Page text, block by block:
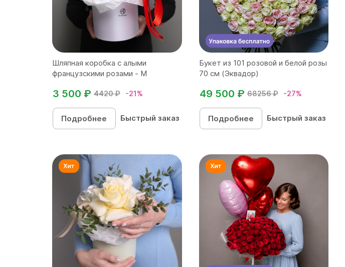
Шляпная коробка с алыми
французскими розами - M
4420 ₽ -21%
3 500 ₽
Подробнее Быстрый заказ
Букет из 101 розовой и белой розы
70 см (Эквадор)
68256 ₽ -27%
49 500 ₽
Подробнее Быстрый заказ